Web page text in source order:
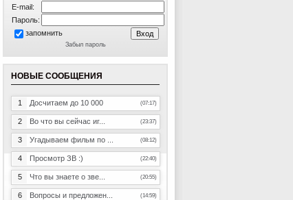
E-mail:
Пароль:
запомнить
Забыл пароль
НОВЫЕ СООБЩЕНИЯ
1 Досчитаем до 10 000 (07:17)
2 Во что вы сейчас иг... (23:37)
3 Угадываем фильм по ... (08:12)
4 Просмотр ЗВ :) (22:40)
5 Что вы знаете о зве... (20:55)
6 Вопросы и предложен... (14:59)